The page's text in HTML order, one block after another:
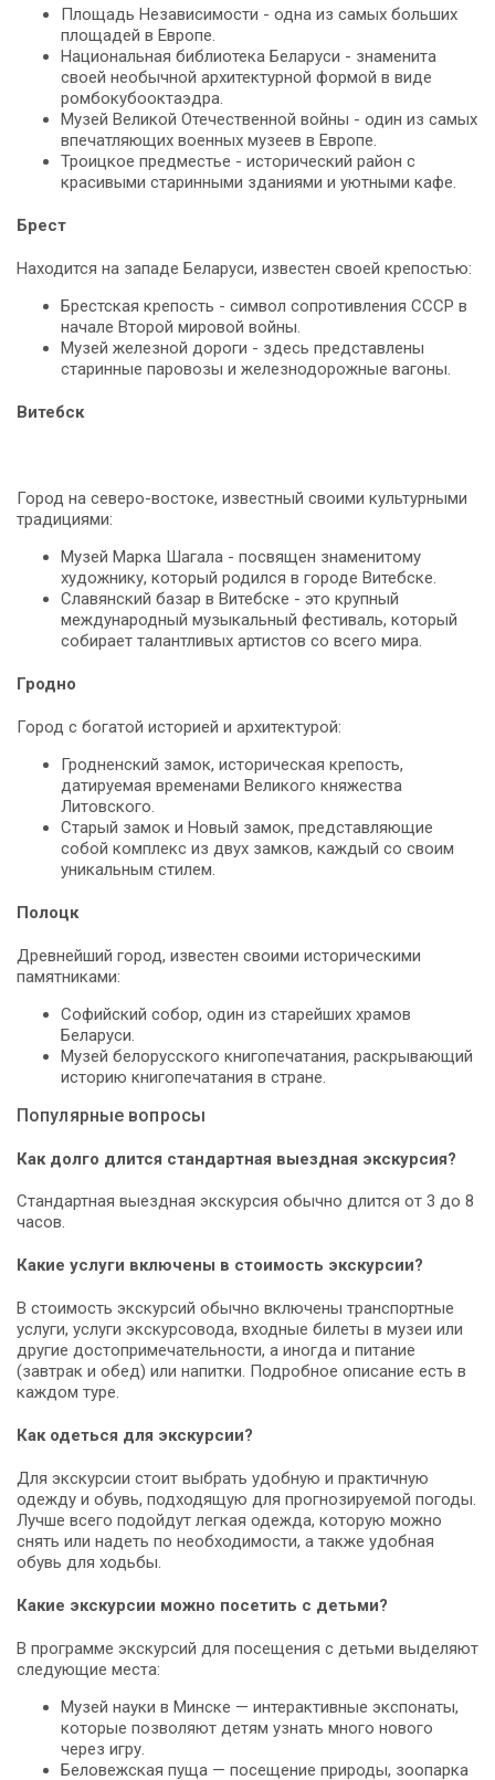
Площадь Независимости - одна из самых больших
площадей в Европе.
Национальная библиотека Беларуси - знаменита
своей необычной архитектурной формой в виде
ромбокубооктаэдра.
Музей Великой Отечественной войны - один из самых
впечатляющих военных музеев в Европе.
Троицкое предместье - исторический район с
красивыми старинными зданиями и уютными кафе.
Брест
Находится на западе Беларуси, известен своей крепостью:
Брестская крепость - символ сопротивления СССР в
начале Второй мировой войны.
Музей железной дороги - здесь представлены
старинные паровозы и железнодорожные вагоны.
Витебск
Город на северо-востоке, известный своими культурными
традициями:
Музей Марка Шагала - посвящен знаменитому
художнику, который родился в городе Витебске.
Славянский базар в Витебске - это крупный
международный музыкальный фестиваль, который
собирает талантливых артистов со всего мира.
Гродно
Город с богатой историей и архитектурой:
Гродненский замок, историческая крепость,
датируемая временами Великого княжества
Литовского.
Старый замок и Новый замок, представляющие
собой комплекс из двух замков, каждый со своим
уникальным стилем.
Полоцк
Древнейший город, известен своими историческими
памятниками:
Софийский собор, один из старейших храмов
Беларуси.
Музей белорусского книгопечатания, раскрывающий
историю книгопечатания в стране.
Популярные вопросы
Как долго длится стандартная выездная экскурсия?
Стандартная выездная экскурсия обычно длится от 3 до 8
часов.
Какие услуги включены в стоимость экскурсии?
В стоимость экскурсий обычно включены транспортные
услуги, услуги экскурсовода, входные билеты в музеи или
другие достопримечательности, а иногда и питание
(завтрак и обед) или напитки. Подробное описание есть в
каждом туре.
Как одеться для экскурсии?
Для экскурсии стоит выбрать удобную и практичную
одежду и обувь, подходящую для прогнозируемой погоды.
Лучше всего подойдут легкая одежда, которую можно
снять или надеть по необходимости, а также удобная
обувь для ходьбы.
Какие экскурсии можно посетить с детьми?
В программе экскурсий для посещения с детьми выделяют
следующие места:
Музей науки в Минске — интерактивные экспонаты,
которые позволяют детям узнать много нового
через игру.
Беловежская пуща — посещение природы, зоопарка